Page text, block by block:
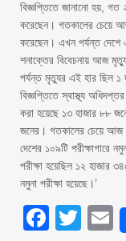
বিজ্ঞপ্তিতে জানানো হয়,
করেছেন। গতকালের চেয়ে
করেছেন। এখন পর্যন্ত
শনাক্তের বিবেচনায় আজ
পর্যন্ত মৃত্যুর এই হার ছিল ১
বিজ্ঞপ্তিতে স্বাস্থ্য
করা হয়েছে ১৩ হাজার ৮৮
জনের। গতকালের চেয়ে আজ
দেশের ১০৯টি পরীক্ষাগারে
পরীক্ষা হয়েছিল ১২ হাজার
নমুনা পরীক্ষা হয়েছে।’